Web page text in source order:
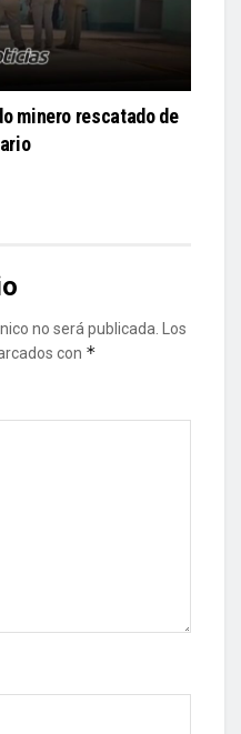
minero rescatado de
no será publicada.
Los
con *